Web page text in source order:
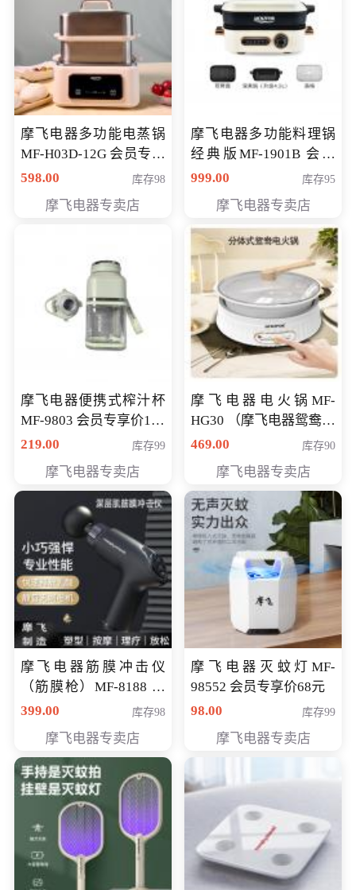
摩飞电器多功能电蒸锅
MF-H03D-12G 会员专享
价398元
598.00 库存98
摩飞电器专卖店
摩飞电器多功能料理锅
经典版MF-1901B 会员
专享价399元
999.00 库存95
摩飞电器专卖店
摩飞电器便携式榨汁杯
MF-9803 会员专享价138
元
219.00 库存99
摩飞电器专卖店
摩飞电器电火锅MF-
HG30 （摩飞电器鸳鸯锅
MF-HG30 ） 会员专享价
469.00 库存90
摩飞电器专卖店
摩飞电器筋膜冲击仪
（筋膜枪）MF-8188 会
员专享价268元
399.00 库存98
摩飞电器专卖店
摩飞电器灭蚊灯MF-
98552 会员专享价68元
98.00
库存99
摩飞电器专卖店